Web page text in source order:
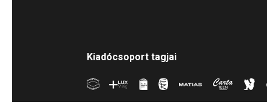
Kiadócsoport tagjai